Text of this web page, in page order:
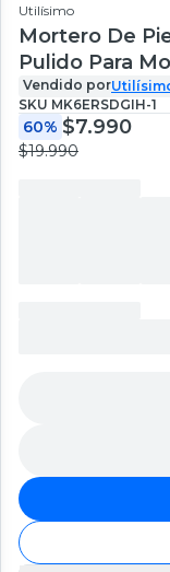
Utilísimo
Mortero De
Pulido Para
Vendido por
SKU MK6ERSDGIH-1
60% $7.990
$19.990